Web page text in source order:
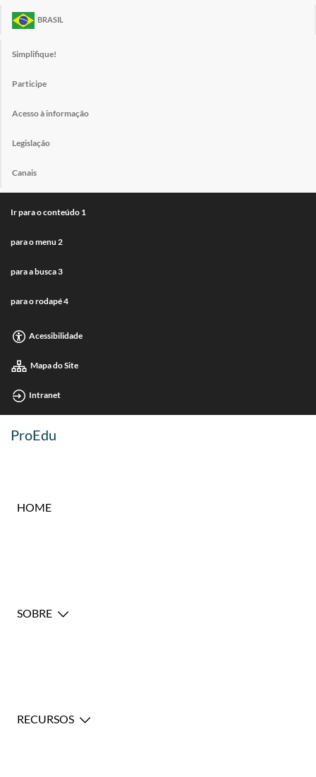
BRASIL
Simplifique!
Participe
Acesso à informação
Legislação
Canais
Ir para o conteúdo 1
para o menu 2
para a busca3
para o rodapé4
Acessibilidade
Mapa do Site
Intranet
ProEdu
HOME
SOBRE
RECURSOS